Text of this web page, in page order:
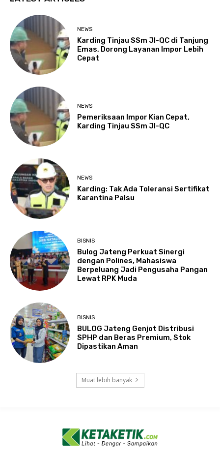
NEWS
Karding Tinjau SSm JI-QC di Tanjung
Emas, Dorong Layanan Impor Lebih
Cepat
NEWS
Pemeriksaan Impor Kian Cepat,
Karding Tinjau SSm JI-QC
NEWS
Karding: Tak Ada Toleransi Sertifikat
Karantina Palsu
BISNIS
Bulog Jateng Perkuat Sinergi
dengan Polines, Mahasiswa
Berpeluang Jadi Pengusaha Pangan
Lewat RPK Muda
BISNIS
BULOG Jateng Genjot Distribusi
SPHP dan Beras Premium, Stok
Dipastikan Aman
Muat lebih banyak